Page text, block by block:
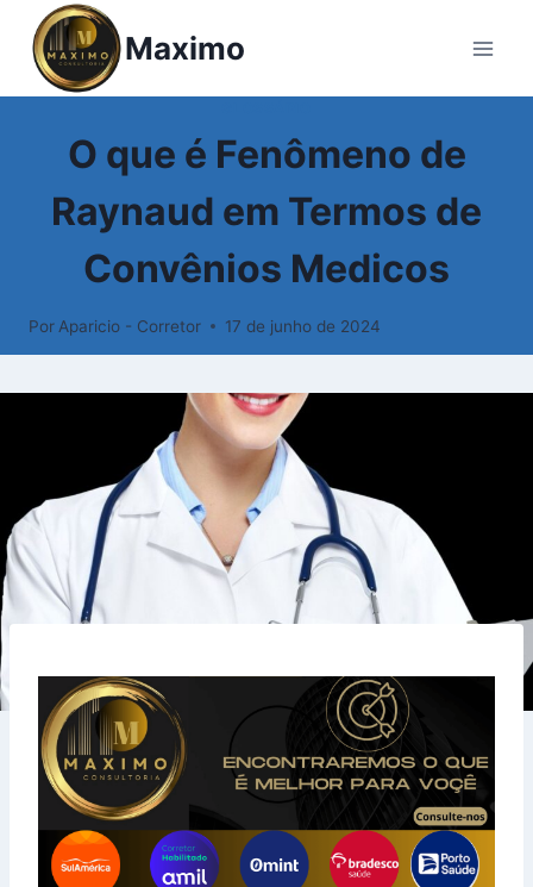
Pular
para
Maximo
O que é Fenômeno de
Raynaud em Termos de
Convênios Medicos
Por Aparicio - Corretor 17 de junho de 2024